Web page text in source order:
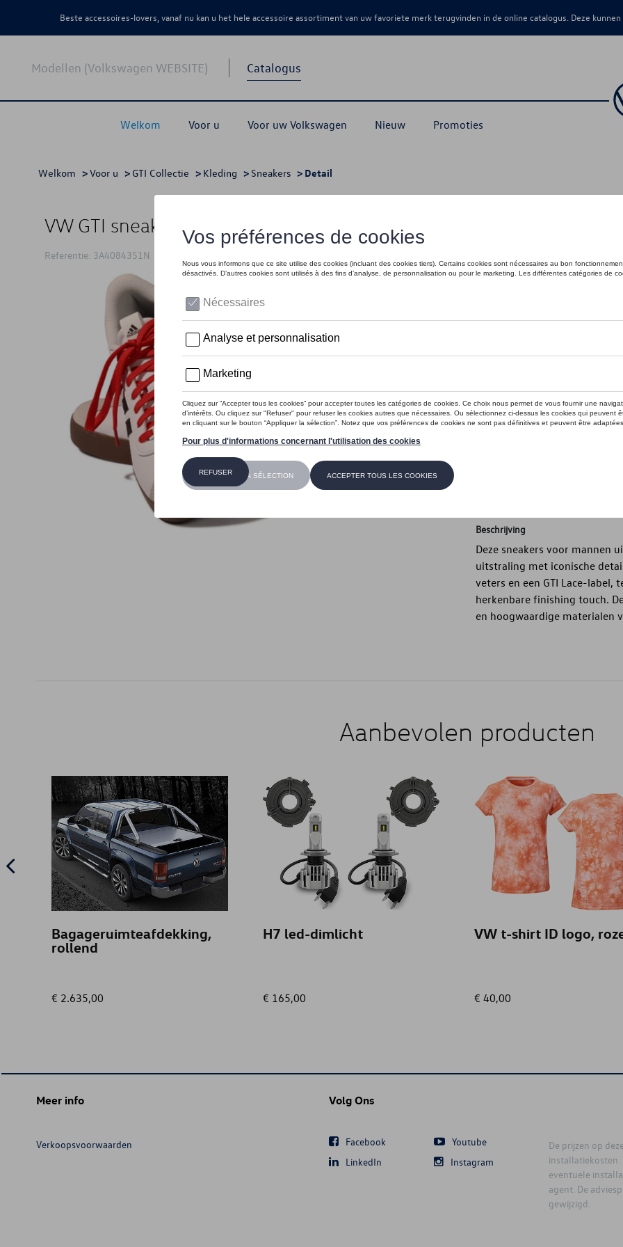
Beste accessoires-lovers, vanaf nu kan u het hele accessoire assortiment van uw favoriete merk terugvinden in de online catalogus. Deze
Modellen (Volkswagen WEBSITE) Catalogus
Welkom Voor u Voor uw Volkswagen Nieuw Promoties
Welkom >Voor u > GTI Collectie > Kleding > Sneakers > Detail
VW GTI sneakers voor heren, wit - 42 2/3
Referentie: 3A4084351N
Dit product is momenteel niet op
41 1/3 40 2/3 40 39 1/
Beschrijving
Deze sneakers voor mannen
uitstraling met iconische
veters en een GTI Lace-
herkenbare finishing touch.
en hoogwaardige materialen
Aanbevolen producten
Bagageruimteafdekking,
rollend
€ 2.635,00
H7 led-dimlicht
€ 165,00
VW t-shirt ID logo,
€ 40,00
Meer info
Verkoopsvoorwaarden
Volg Ons
Facebook
Youtube
LinkedIn
Instagram
De prijzen op
installatiekosten.
eventuele
agent. De
gewijzigd.